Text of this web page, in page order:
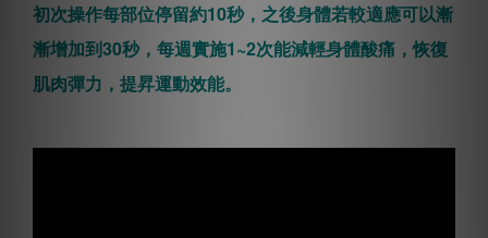
初次操作每部位停留約10秒，之後身體若較適應可以漸
漸增加到30秒，每週實施1~2次能減輕身體酸痛，恢復
肌肉彈力，提昇運動效能。